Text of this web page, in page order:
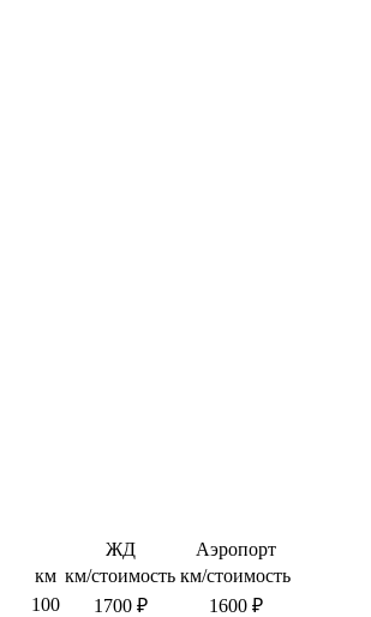
ЖД
Аэропорт
км км/стоимость км/стоимость
100 1700 ₽
1600 ₽